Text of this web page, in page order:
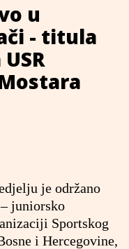
u
- titula
je održano
juniorsko
Sportskog
i Hercegovine,